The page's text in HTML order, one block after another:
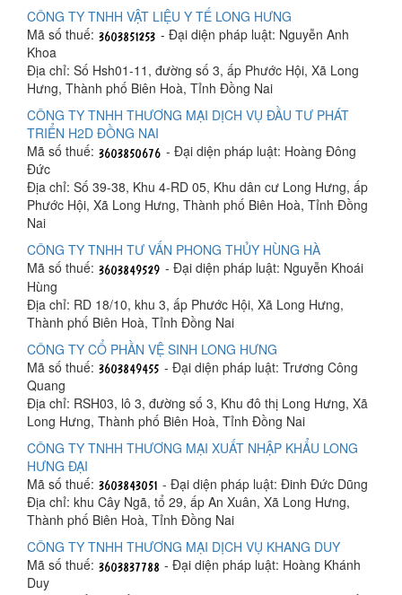
CÔNG TY TNHH VẬT LIỆU Y TẾ LONG HƯNG
Mã số thuế:
- Đại diện pháp luật: Nguyễn Anh
Khoa
Địa chỉ: Số Hsh01-11, đường số 3, ấp Phước Hội, Xã Long
Hưng, Thành phố Biên Hoà, Tỉnh Đồng Nai
CÔNG TY TNHH THƯƠNG MẠI DỊCH VỤ ĐẦU TƯ PHÁT
TRIỂN H2D ĐỒNG NAI
Mã số thuế:
- Đại diện pháp luật: Hoàng Đông
Đức
Địa chỉ: Số 39-38, Khu 4-RD 05, Khu dân cư Long Hưng, ấp
Phước Hội, Xã Long Hưng, Thành phố Biên Hoà, Tỉnh Đồng
Nai
CÔNG TY TNHH TƯ VẤN PHONG THỦY HÙNG HÀ
Mã số thuế:
- Đại diện pháp luật: Nguyễn Khoái
Hùng
Địa chỉ: RD 18/10, khu 3, ấp Phước Hội, Xã Long Hưng,
Thành phố Biên Hoà, Tỉnh Đồng Nai
CÔNG TY CỔ PHẦN VỆ SINH LONG HƯNG
Mã số thuế:
- Đại diện pháp luật: Trương Công
Quang
Địa chỉ: RSH03, lô 3, đường số 3, Khu đô thị Long Hưng, Xã
Long Hưng, Thành phố Biên Hoà, Tỉnh Đồng Nai
CÔNG TY TNHH THƯƠNG MẠI XUẤT NHẬP KHẨU LONG
HƯNG ĐẠI
Mã số thuế:
- Đại diện pháp luật: Đinh Đức Dũng
Địa chỉ: khu Cây Ngã, tổ 29, ấp An Xuân, Xã Long Hưng,
Thành phố Biên Hoà, Tỉnh Đồng Nai
CÔNG TY TNHH THƯƠNG MẠI DỊCH VỤ KHANG DUY
Mã số thuế:
- Đại diện pháp luật: Hoàng Khánh
Duy